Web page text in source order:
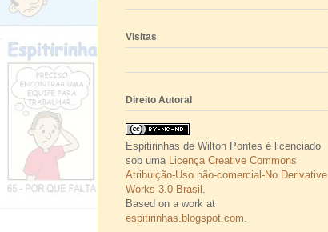
Visitas
Direito Autoral
Espitirinhas de Wilton Pontes é licenciado
sob uma
Licença Creative Commons
Atribuição-Uso não-comercial-No Derivative
Works 3.0 Brasil
Based on a work at
espitirinhas.blogspot.com